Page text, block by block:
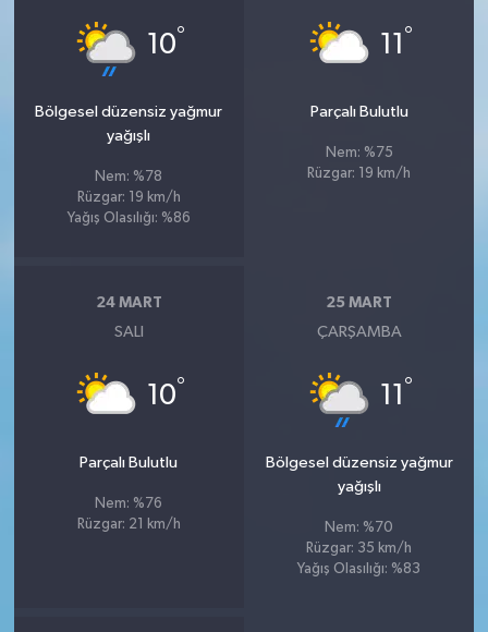
10°
Bölgesel düzensiz yağmur
yağışlı
Nem: %78
Rüzgar: 19 km/h
Yağış Olasılığı: %86
11 °
Parçalı Bulutlu
Nem: %75
Rüzgar: 19 km/h
24 MART
SALI
10°
Parçalı Bulutlu
Nem: %76
Rüzgar: 21 km/h
25 MART
ÇARŞAMBA
11 °
Bölgesel düzensiz yağmur
yağışlı
Nem: %70
Rüzgar: 35 km/h
Yağış Olasılığı: %83